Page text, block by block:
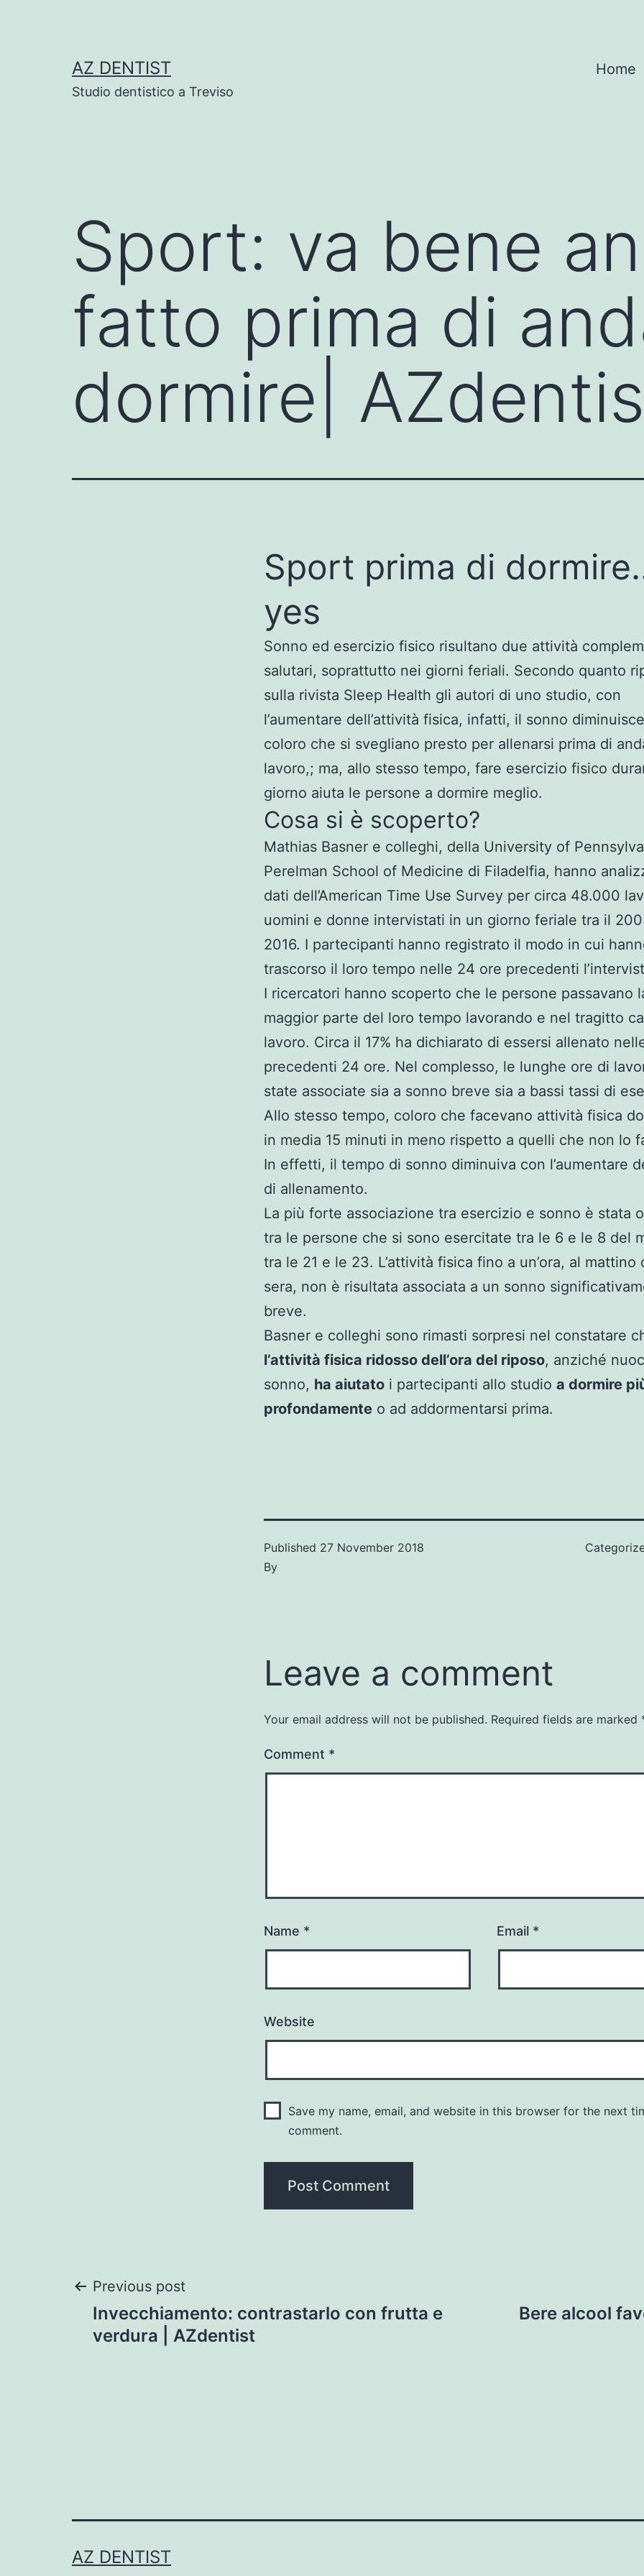
AZ DENTIST
Studio dentistico a Treviso
Home
Sport: va bene
fatto prima di
dormire|
Sport prima di
yes
Sonno ed esercizio fisico risultano due attività
salutari, soprattutto nei giorni feriali. Secondo quanto
sulla rivista Sleep Health gli autori di uno studio, con
l’aumentare dell’attività fisica, infatti, il sonno
coloro che si svegliano presto per allenarsi prima di
lavoro,; ma, allo stesso tempo, fare esercizio fisico
giorno aiuta le persone a dormire meglio.
Cosa si è scoperto?
Mathias Basner e colleghi, della University of
Perelman School of Medicine di Filadelfia, hanno
dati dell’American Time Use Survey per circa 48.000
uomini e donne intervistati in un giorno feriale tra il
2016. I partecipanti hanno registrato il modo in cui
trascorso il loro tempo nelle 24 ore precedenti
I ricercatori hanno scoperto che le persone passavano
maggior parte del loro tempo lavorando e nel tragitto
lavoro. Circa il 17% ha dichiarato di essersi allenato
precedenti 24 ore. Nel complesso, le lunghe ore di
state associate sia a sonno breve sia a bassi tassi di
Allo stesso tempo, coloro che facevano attività fisica
in media 15 minuti in meno rispetto a quelli che non lo
In effetti, il tempo di sonno diminuiva con l’aumentare
di allenamento.
La più forte associazione tra esercizio e sonno è stata
tra le persone che si sono esercitate tra le 6 e le 8 del
tra le 21 e le 23. L’attività fisica fino a un’ora, al mattino
sera, non è risultata associata a un sonno
breve.
Basner e colleghi sono rimasti sorpresi nel constatare
l’attività fisica ridosso dell’ora del riposo, anziché
sonno, ha aiutato i partecipanti allo studio a dormire
profondamente o ad addormentarsi prima.
Published 27 November 2018
By
Leave a comment
Your email address will not be published. Required fields are marked
Comment *
Name * Email *
Website
Save my name, email, and website in this browser for the next
comment.
Post
navigation
Previous post
Invecchiamento: contrastarlo con frutta e
verdura | AZdentist
Bere alcool
AZ DENTIST